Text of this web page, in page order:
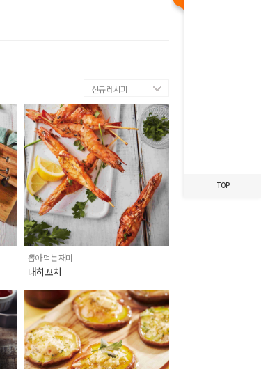
TOP
신규 레시피
뽑아 먹는 재미
대하꼬치